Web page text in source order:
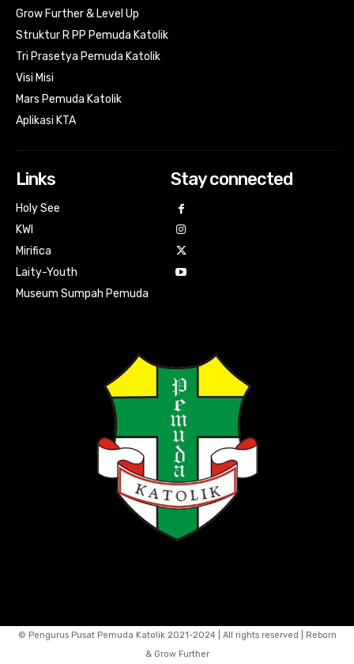
Grow Further & Level Up
Struktur R PP Pemuda Katolik
Tri Prasetya Pemuda Katolik
Visi Misi
Mars Pemuda Katolik
Aplikasi KTA
Links
Holy See
KWI
Mirifica
Laity-Youth
Museum Sumpah Pemuda
Stay connected
© Pengurus Pusat Pemuda Katolik 2021-2024 | All rights reserved | Reborn
& Grow Further